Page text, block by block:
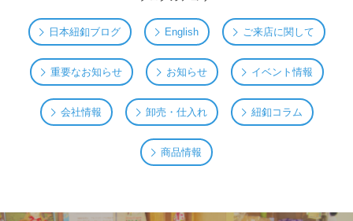
日本紐釦ブログ English ご来店に関して
重要なお知らせ お知らせ イベント情報
会社情報 卸売・仕入れ 紐釦コラム
商品情報